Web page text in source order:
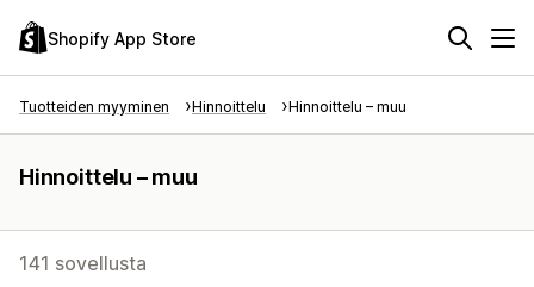
Shopify App Store
Tuotteiden myyminen Hinnoittelu Hinnoittelu – muu
Hinnoittelu – muu
141 sovellusta